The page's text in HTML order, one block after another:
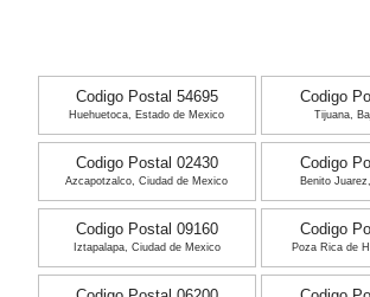
Codigo Postal 54695
Huehuetoca, Estado de Mexico
Codigo
Tijuana,
Codigo Postal 02430
Azcapotzalco, Ciudad de Mexico
Codigo
Benito
Codigo Postal 09160
Iztapalapa, Ciudad de Mexico
Codigo
Poza Rica de